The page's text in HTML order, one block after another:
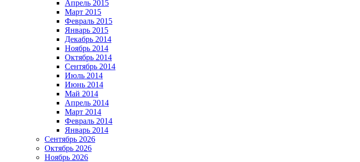
Апрель 2015
Март 2015
Февраль 2015
Январь 2015
Декабрь 2014
Ноябрь 2014
Октябрь 2014
Сентябрь 2014
Июль 2014
Июнь 2014
Май 2014
Апрель 2014
Март 2014
Февраль 2014
Январь 2014
Сентябрь 2026
Октябрь 2026
Ноябрь 2026